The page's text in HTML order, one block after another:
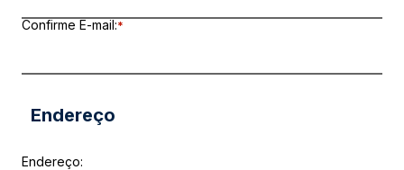
Confirme E-mail:*
Endereço
Endereço: